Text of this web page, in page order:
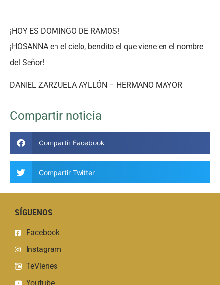
¡HOY ES DOMINGO DE RAMOS!
¡HOSANNA en el cielo, bendito el que viene en el nombre
del Señor!
DANIEL ZARZUELA AYLLÓN – HERMANO MAYOR
Compartir noticia
Compartir Facebook
Compartir Twitter
SÍGUENOS
Facebook
Instagram
TeVienes
Youtube